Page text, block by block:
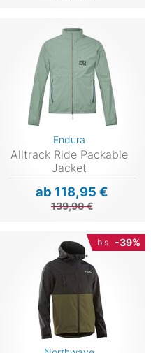
Endura
Alltrack Ride Packable
Jacket
ab 118,95 €
139,90 €
bis -39%